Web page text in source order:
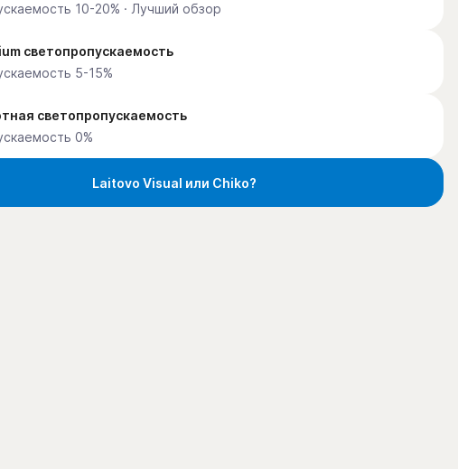
10-20% · Лучший обзор
светопропускаемость
5-15%
светопропускаемость
0%
Laitovo Visual или Chiko?